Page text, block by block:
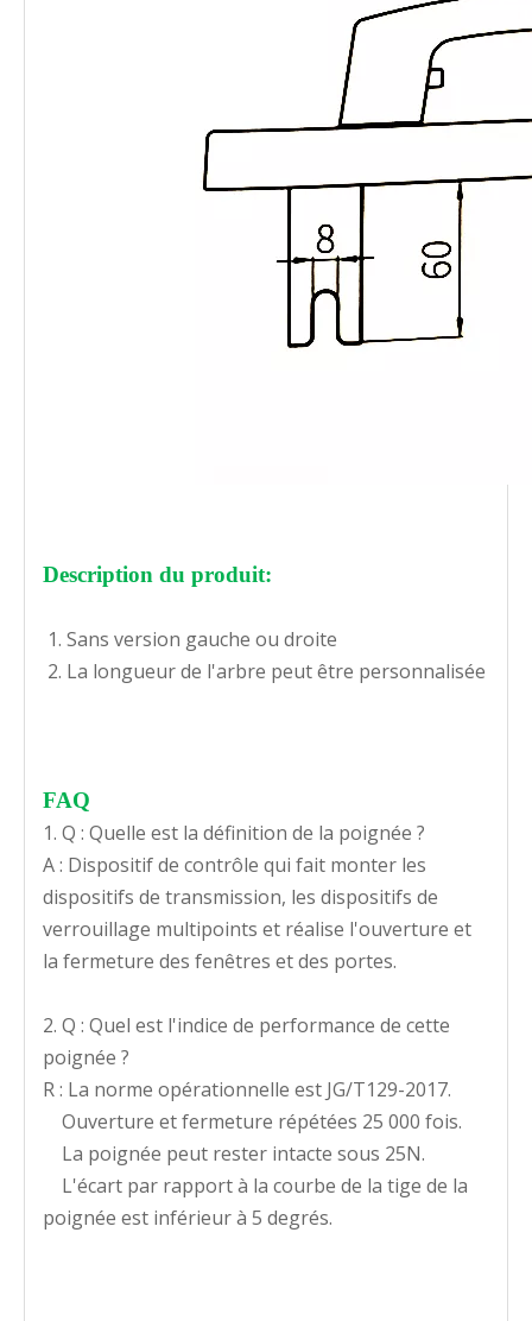
Description du produit:
Sans version gauche ou droite
La longueur de l'arbre peut être personnalisée
FAQ
1. Q : Quelle est la définition de la poignée ?
A : Dispositif de contrôle qui fait monter les
dispositifs de transmission, les dispositifs de
verrouillage multipoints et réalise l'ouverture et
la fermeture des fenêtres et des portes.
2. Q : Quel est l'indice de performance de cette
poignée ?
R : La norme opérationnelle est JG/T129-2017.
Ouverture et fermeture répétées 25 000 fois.
La poignée peut rester intacte sous 25N.
L'écart par rapport à la courbe de la tige de la
poignée est inférieur à 5 degrés.